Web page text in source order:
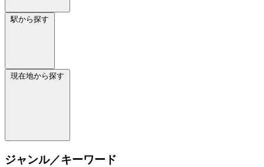
駅から探す
現在地から探す
ジャンル／キーワード